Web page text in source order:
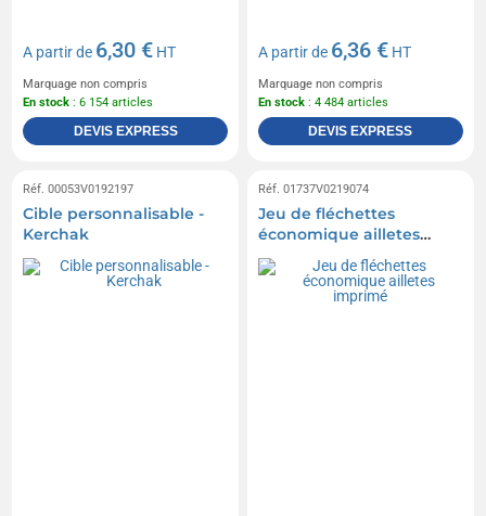
A partir de 6,30 € HT
Marquage non compris
En stock : 6 154 articles
DEVIS EXPRESS
A partir de 6,36 € HT
Marquage non compris
En stock : 4 484 articles
DEVIS EXPRESS
Réf. 00053V0192197
Cible personnalisable -
Kerchak
Réf. 01737V0219074
Jeu de fléchettes
économique ailletes
imprimé